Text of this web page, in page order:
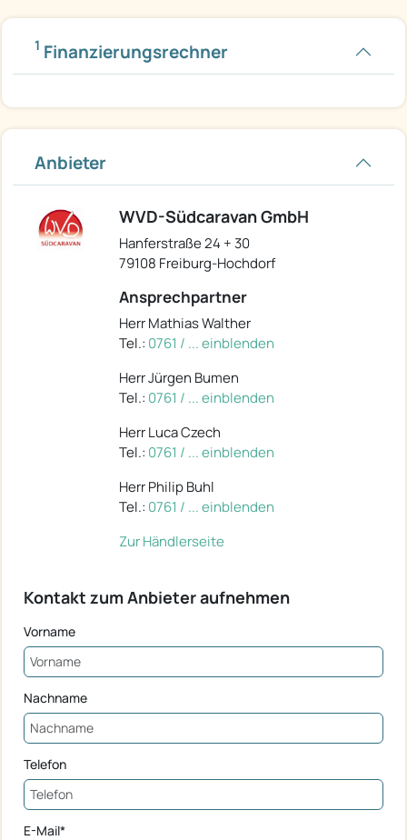
1 Finanzierungsrechner
Anbieter
WVD-Südcaravan GmbH
Hanferstraße 24 + 30
79108 Freiburg-Hochdorf
Ansprechpartner
Herr Mathias Walther
Tel.: 0761 / ... einblenden
Herr Jürgen Bumen
Tel.: 0761 / ... einblenden
Herr Luca Czech
Tel.: 0761 / ... einblenden
Herr Philip Buhl
Tel.: 0761 / ... einblenden
Zur Händlerseite
Kontakt zum Anbieter aufnehmen
Vorname
Nachname
Telefon
E-Mail*